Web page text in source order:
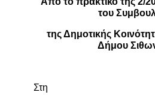
του
της Δημοτικής
Δήμου
Στη